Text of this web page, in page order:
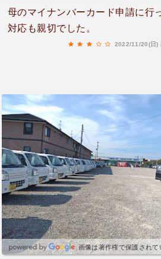
母のマイナンバーカード申請に行
対応も親切でした。
2022/11/20(日)
画像は著作権で保護されて